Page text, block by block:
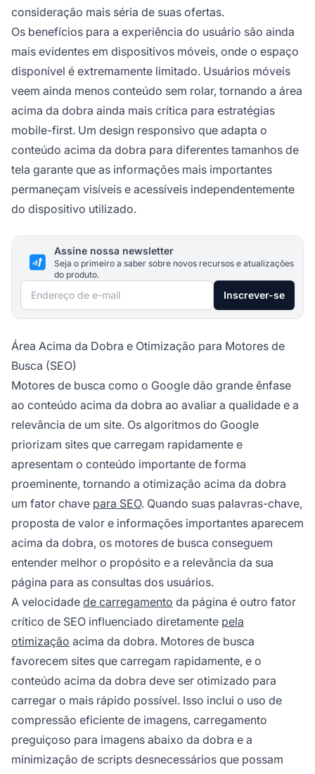
consideração mais séria de suas ofertas.
Os benefícios para a experiência do usuário são ainda
mais evidentes em dispositivos móveis, onde o espaço
disponível é extremamente limitado. Usuários móveis
veem ainda menos conteúdo sem rolar, tornando a área
acima da dobra ainda mais crítica para estratégias
mobile-first. Um design responsivo que adapta o
conteúdo acima da dobra para diferentes tamanhos de
tela garante que as informações mais importantes
permaneçam visíveis e acessíveis independentemente
do dispositivo utilizado.
Assine nossa newsletter
Seja o primeiro a saber sobre novos recursos e atualizações
do produto.
Endereço de e-mail Inscrever-se
Área Acima da Dobra e Otimização para Motores de
Busca (SEO)
Motores de busca como o Google dão grande ênfase
ao conteúdo acima da dobra ao avaliar a qualidade e a
relevância de um site. Os algoritmos do Google
priorizam sites que carregam rapidamente e
apresentam o conteúdo importante de forma
proeminente, tornando a otimização acima da dobra
um fator chave para SEO. Quando suas palavras-chave,
proposta de valor e informações importantes aparecem
acima da dobra, os motores de busca conseguem
entender melhor o propósito e a relevância da sua
página para as consultas dos usuários.
A velocidade de carregamento da página é outro fator
crítico de SEO influenciado diretamente pela
otimização acima da dobra. Motores de busca
favorecem sites que carregam rapidamente, e o
conteúdo acima da dobra deve ser otimizado para
carregar o mais rápido possível. Isso inclui o uso de
compressão eficiente de imagens, carregamento
preguiçoso para imagens abaixo da dobra e a
minimização de scripts desnecessários que possam